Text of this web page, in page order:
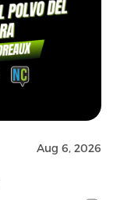
Aug 6, 2026